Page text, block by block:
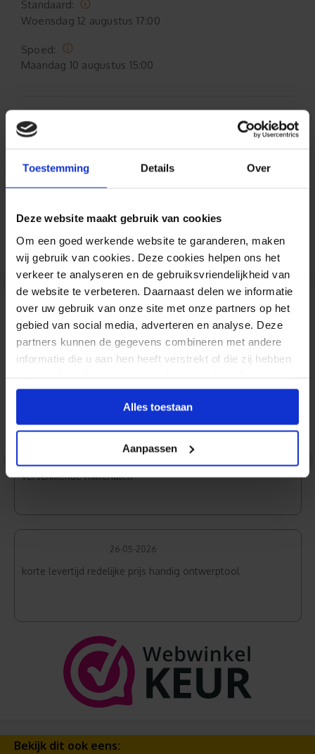
Toestemming Details Over
Deze website maakt gebruik van cookies
Om een goed werkende website te garanderen, maken
wij gebruik van cookies. Deze cookies helpen ons het
verkeer te analyseren en de gebruiksvriendelijkheid van
de website te verbeteren. Daarnaast delen we informatie
over uw gebruik van onze site met onze partners op het
gebied van social media, adverteren en analyse. Deze
partners kunnen de gegevens combineren met andere
informatie die u aan hen heeft verstrekt of die zij hebben
Alles toestaan
Aanpassen
Standaard:
Woensdag 12 augustus 17:00
Spoed:
Maandag 10 augustus 15:00
Al 35 jaar ervaring!
Duizenden klanten raden jou aan bij ons te
bestellen (lees de onafhankelijke reviews)
Reviews
Budget Wit
02-06-2026
Top product, ziet er profesioneel uit, toegepast op
verschillende materialen
26-05-2026
korte levertijd redelijke prijs handig ontwerptool
< >
Bekijk dit ook eens: